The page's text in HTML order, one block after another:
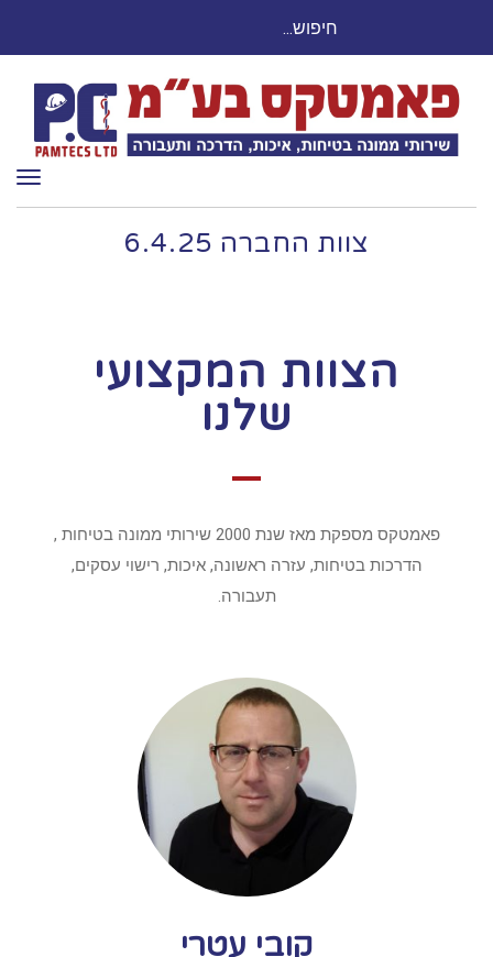
עבור: חייגו עכשיו: 03-9503524
צוות החברה 6.4.25
הצוות המקצועי
שלנו
פאמטקס מספקת מאז שנת 2000 שירותי ממונה בטיחות ,
הדרכות בטיחות, עזרה ראשונה, איכות, רישוי עסקים,
תעבורה.
קובי עטרי